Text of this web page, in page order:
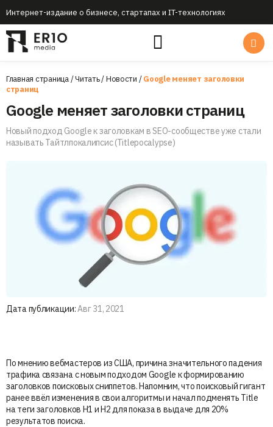
Интернет-издание о бизнесе, стартапах и IT-технологиях
Главная страница/Читать/Новости /Google меняет заголовки
страниц
Google меняет заголовки страниц
Новый подход Google к заголовкам в SEO-сообществе уже стали
называть Тайтлпокалипсис (Titlepocalypse)
Дата публикации:Авг 31, 2021
По мнению вебмастеров из США, причина значительного падения
трафика связана с новым подходом Google к формированию
заголовков поисковых сниппетов. Напомним, что поисковый гигант
ранее ввёл изменения в свои алгоритмы и начал подменять Title
на теги заголовков H1 и H2 для показа в выдаче для 20%
результатов поиска.